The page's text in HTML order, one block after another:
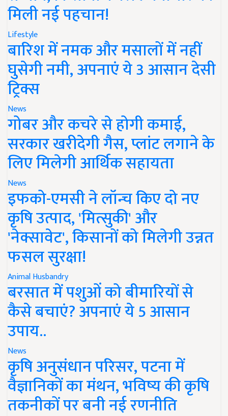
मिली नई पहचान!
Lifestyle
बारिश में नमक और मसालों में नहीं
घुसेगी नमी, अपनाएं ये 3 आसान देसी
ट्रिक्स
News
गोबर और कचरे से होगी कमाई,
सरकार खरीदेगी गैस, प्लांट लगाने के
लिए मिलेगी आर्थिक सहायता
News
इफको-एमसी ने लॉन्च किए दो नए
कृषि उत्पाद, 'मित्सुकी' और
'नेक्सावेट', किसानों को मिलेगी उन्नत
फसल सुरक्षा!
Animal Husbandry
बरसात में पशुओं को बीमारियों से
कैसे बचाएं? अपनाएं ये 5 आसान
उपाय..
News
कृषि अनुसंधान परिसर, पटना में
वैज्ञानिकों का मंथन, भविष्य की कृषि
तकनीकों पर बनी नई रणनीति